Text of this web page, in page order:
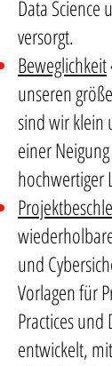
Data
versorgt.
Beweglichkeit
unseren
sind wir klein
einer
hochwertiger
und
Vorlagen für
Practices
entwickelt,